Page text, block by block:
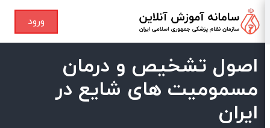
ورود
اصول تشخیص و درمان
مسمومیت های شایع در
ایران